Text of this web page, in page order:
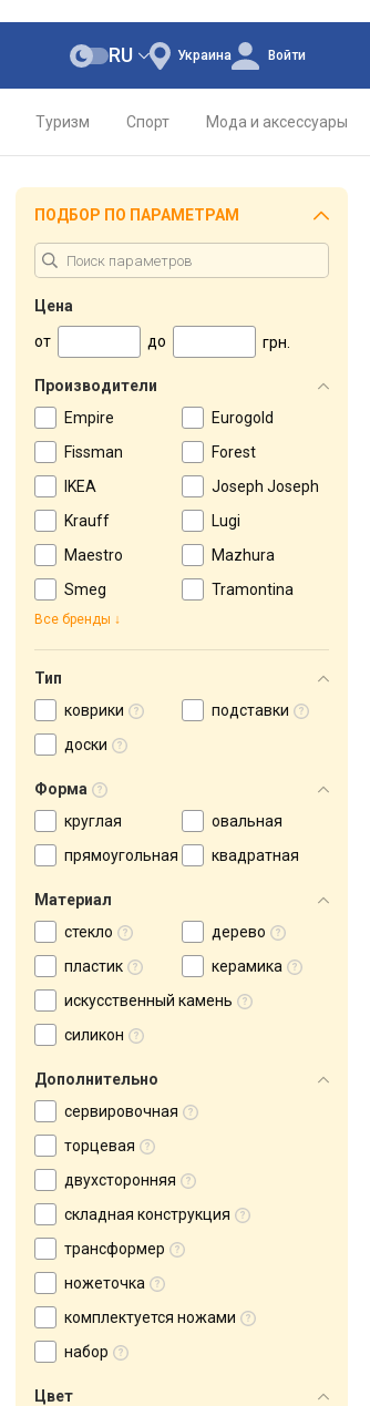
Украина
RU Войти
Туризм Спорт Мода и аксессуары
ПОДБОР ПО ПАРАМЕТРАМ
Цена
от
до грн.
Производители
Empire
Eurogold
Fissman
Forest
IKEA
Joseph Joseph
Krauff
Lugi
Maestro
Mazhura
Smeg
Tramontina
Все бренды
Тип
коврики
подставки
доски
Форма
круглая
овальная
прямоугольная
квадратная
Материал
стекло
дерево
пластик
керамика
искусственный камень
силикон
Дополнительно
сервировочная
торцевая
двухсторонняя
складная конструкция
трансформер
ножеточка
комплектуется ножами
набор
Цвет